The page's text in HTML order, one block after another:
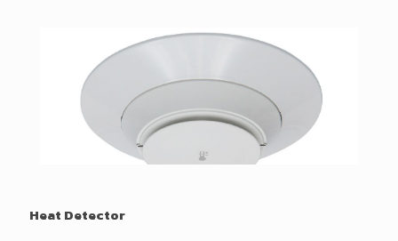
Heat Detector